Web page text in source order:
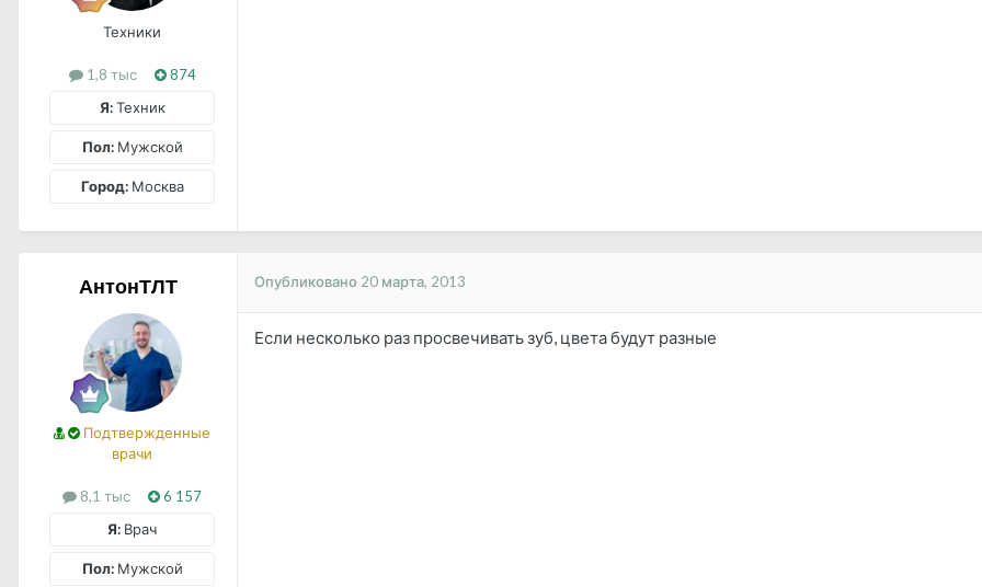
Техники
1,8 тыс
874
Я:Техник
Пол:Мужской
Город:Москва
АнтонТЛТ
Подтвержденные
врачи
8,1 тыс
6 157
Я: Врач
Пол:Мужской
Опубликовано 20 марта, 2013
Если несколько раз просвечивать зуб, цвета будут разные